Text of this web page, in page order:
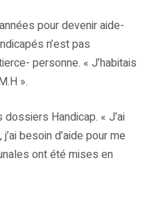
pour devenir aide-
n’est pas
personne. « J’habitais
».
Handicap. « J’ai
besoin d’aide pour me
ont été mises en